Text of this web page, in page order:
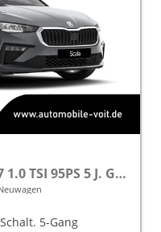
Extra Plus Modelljahr 2027 1.0 TSI 95PS 5 J. Garantie, Kamera, Winterpaket, Climatronic, Tempomat, SunSet, Wireless Smartlink
Schalt. 5-Gang